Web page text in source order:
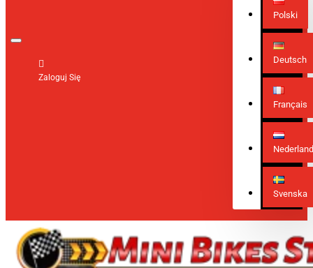
Zaloguj Się
Polski
Deutsch
Français
Svenska